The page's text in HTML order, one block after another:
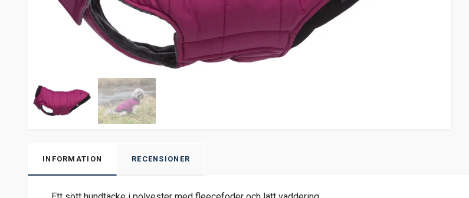
INFORMATION RECENSIONER